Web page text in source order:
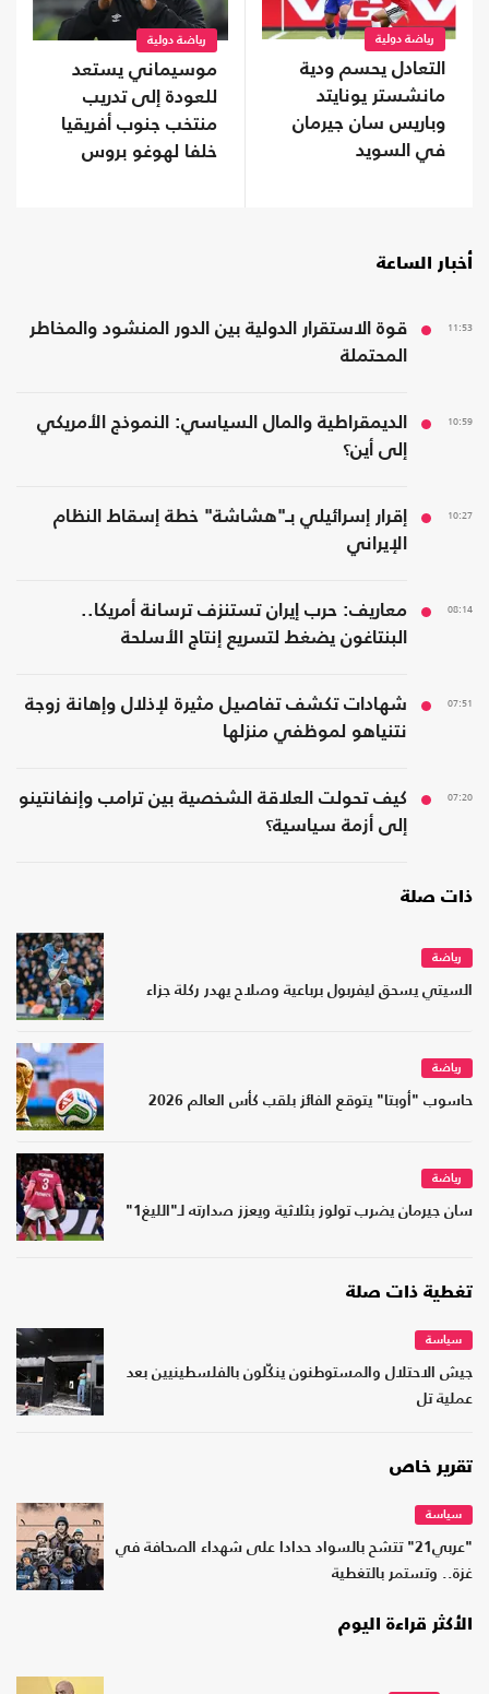
رياضة دولية
التعادل يحسم ودية
مانشستر يونايتد
وباريس سان جيرمان
في السويد
رياضة دولية
موسيماني يستعد
للعودة إلى تدريب
منتخب جنوب أفريقيا
خلفا لهوغو بروس
أخبار الساعة
11:53
قوة الاستقرار الدولية بين الدور المنشود والمخاطر
المحتملة
10:59
الديمقراطية والمال السياسي: النموذج الأمريكي
إلى أين؟
10:27
إقرار إسرائيلي بـ"هشاشة" خطة إسقاط النظام
الإيراني
08:14
معاريف: حرب إيران تستنزف ترسانة أمريكا..
البنتاغون يضغط لتسريع إنتاج الأسلحة
07:51
شهادات تكشف تفاصيل مثيرة لإذلال وإهانة زوجة
نتنياهو لموظفي منزلها
07:20
كيف تحولت العلاقة الشخصية بين ترامب وإنفانتينو
إلى أزمة سياسية؟
ذات صلة
رياضة
السيتي يسحق ليفربول برباعية وصلاح يهدر ركلة جزاء
رياضة
حاسوب "أوبتا" يتوقع الفائز بلقب كأس العالم 2026
رياضة
سان جيرمان يضرب تولوز بثلاثية ويعزز صدارته لـ"الليغ1"
تغطية ذات صلة
سياسة
جيش الاحتلال والمستوطنون ينكّلون بالفلسطينيين بعد
عملية تل
تقرير خاص
سياسة
"عربي21" تتشح بالسواد حدادا على شهداء الصحافة في
غزة.. وتستمر بالتغطية
الأكثر قراءة اليوم